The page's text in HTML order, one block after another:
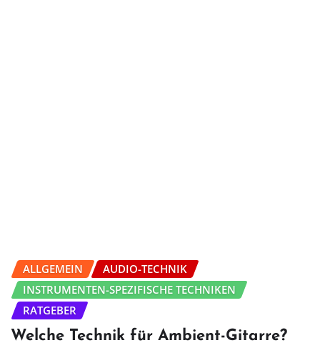
ALLGEMEIN
AUDIO-TECHNIK
INSTRUMENTEN-SPEZIFISCHE TECHNIKEN
RATGEBER
Welche Technik für Ambient-Gitarre?